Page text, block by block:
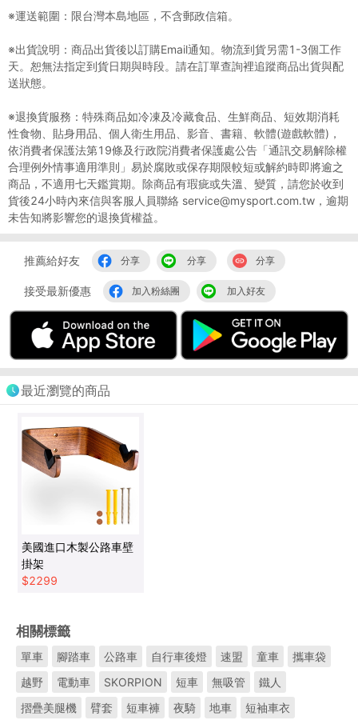
※運送範圍：限台灣本島地區，不含郵政信箱。
※出貨說明：商品出貨後以訂購Email通知。物流到貨另需1-3個工作
天。恕無法指定到貨日期與時段。請在訂單查詢裡追蹤商品出貨與配
送狀態。
※退換貨服務：特殊商品如冷凍及冷藏食品、生鮮商品、短效期消耗
性食物、貼身用品、個人衛生用品、影音、書籍、軟體(遊戲軟體)，
依消費者保護法第19條及行政院消費者保護處公告「通訊交易解除權
合理例外情事適用準則」易於腐敗或保存期限較短或解約時即將逾之
商品，不適用七天鑑賞期。除商品有瑕疵或失溫、變質，請您於收到
貨後24小時內來信與客服人員聯絡 service@mysport.com.tw，逾期
未告知將影響您的退換貨權益。
推薦給好友 分享 分享 分享
接受最新優惠 加入粉絲團 加入好友
最近瀏覽的商品
美國進口木製公路車壁
掛架
$2299
相關標籤
單車 腳踏車 公路車 自行車後燈 速盟 童車
攜車袋
越野
電動車 SKORPION 短車 無吸管
鐵人
摺疊美腿機
臂套 短車褲 夜騎 地車 短袖車衣